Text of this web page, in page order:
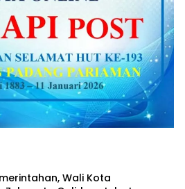
Wali Kota